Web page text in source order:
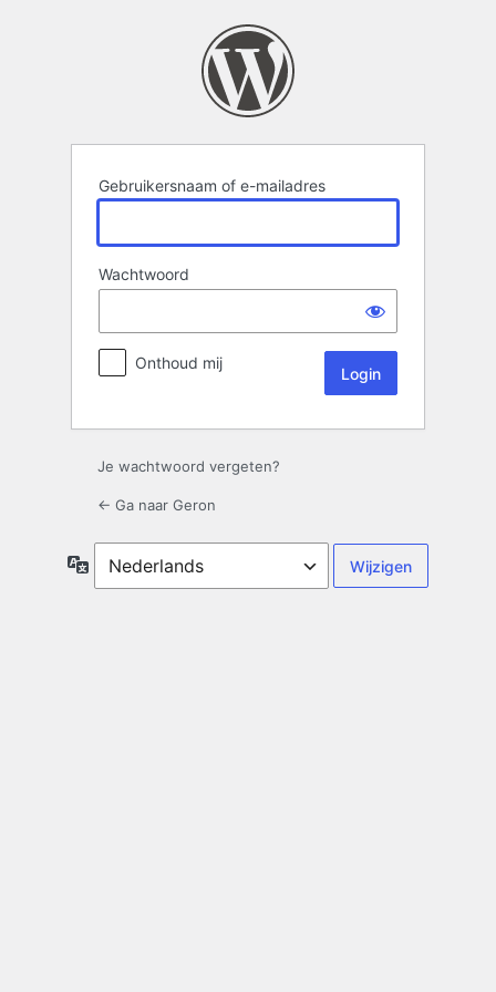
Gebruikersnaam of e-mailadres
Wachtwoord
Onthoud mij
Je wachtwoord vergeten?
← Ga naar Geron
Taal